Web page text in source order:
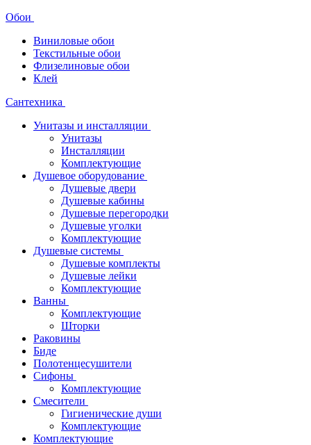
Обои
Виниловые обои
Текстильные обои
Флизелиновые обои
Клей
Сантехника
Унитазы и инсталляции
Унитазы
Инсталляции
Комплектующие
Душевое оборудование
Душевые двери
Душевые кабины
Душевые перегородки
Душевые уголки
Комплектующие
Душевые системы
Душевые комплекты
Душевые лейки
Комплектующие
Ванны
Комплектующие
Шторки
Раковины
Биде
Полотенцесушители
Сифоны
Комплектующие
Смесители
Гигиенические души
Комплектующие
Комплектующие